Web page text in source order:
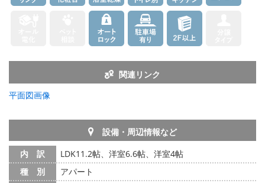
関連リンク
平面図画像
設備・周辺情報など
内 訳
LDK11.2帖、洋室6.6帖、洋室4帖
種 別
アパート